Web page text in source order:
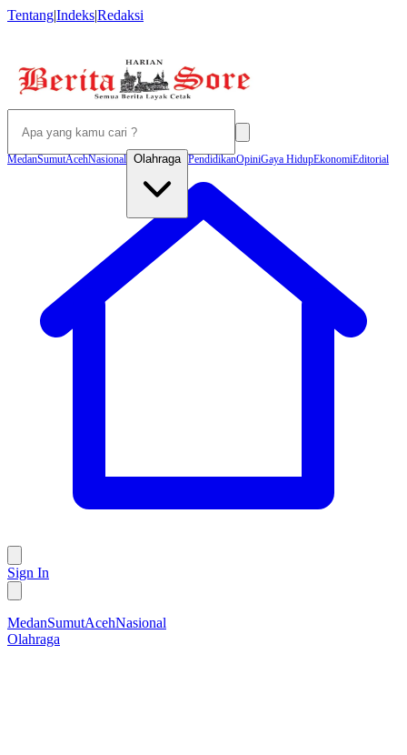
Tentang|Indeks|Redaksi
MedanSumutAcehNasional Olahraga PendidikanOpiniGaya HidupEkonomiEditorial
Sign In
MedanSumutAcehNasional
Olahraga